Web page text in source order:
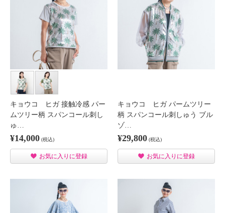
キョウコ ヒガ 接触冷感 パー
ムツリー柄 スパンコール刺し
ゅ…
¥14,000 (税込)
お気に入りに登録
キョウコ ヒガ パームツリー
柄 スパンコール刺しゅう ブル
ゾ…
¥29,800 (税込)
お気に入りに登録